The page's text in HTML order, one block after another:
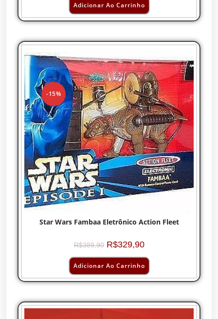
Adicionar Ao Carrinho
-15%
Star Wars Fambaa Eletrônico Action Fleet
R$389,90 R$329,90
Adicionar Ao Carrinho